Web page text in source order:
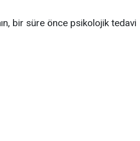
bir süre önce psikolojik tedavi